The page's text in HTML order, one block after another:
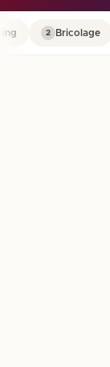
Bricolage
2